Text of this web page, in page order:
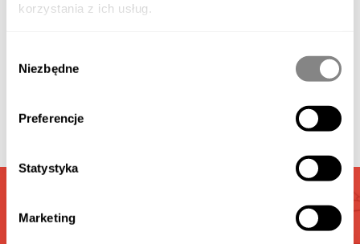
korzystania z ich usług.
zgody
Niezbędne
Preferencje
Statystyka
Marketing
Verfügbares Zubehör
Galerie
Video